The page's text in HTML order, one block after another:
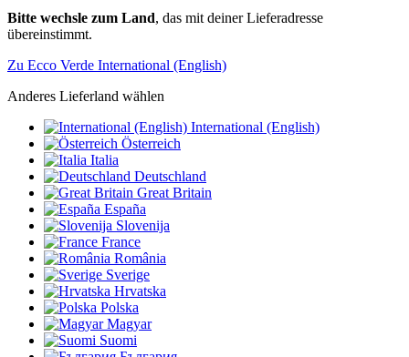
Bitte wechsle zum Land, das mit deiner Lieferadresse
übereinstimmt.
Zu Ecco Verde International (English)
Anderes Lieferland wählen
International (English)
Österreich
Italia
Deutschland
Great Britain
España
Slovenija
France
România
Sverige
Hrvatska
Polska
Magyar
Suomi